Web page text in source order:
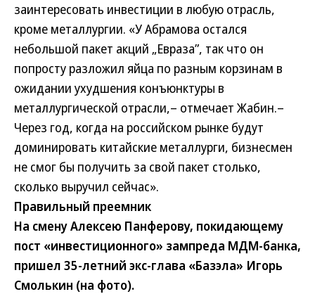
заинтересовать инвестиции в любую отрасль,
кроме металлургии. «У Абрамова остался
небольшой пакет акций „Евраза”, так что он
попросту разложил яйца по разным корзинам в
ожидании ухудшения конъюнктуры в
металлургической отрасли,– отмечает Жабин.–
Через год, когда на российском рынке будут
доминировать китайские металлурги, бизнесмен
не смог бы получить за свой пакет столько,
сколько выручил сейчас».
Правильный преемник
На смену Алексею Панферову, покидающему
пост «инвестиционного» зампреда МДМ-банка,
пришел 35-летний экс-глава «Базэла» Игорь
Смолькин (на фото).